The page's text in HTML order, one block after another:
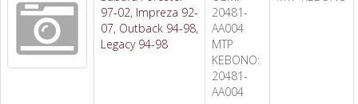
97-02, Impreza 92-
07, Outback 94-98,
Legacy 94-98
20481-
AA004
MTP
KEBONO:
20481-
AA004